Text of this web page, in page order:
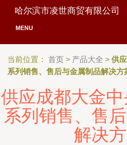
哈尔滨市凌世商贸有限公司
MENU
当前位置： 首页 > 产品大全 > 供
系列销售、售后与金属制品解决方
供应成都大金
系列销售、售
解决